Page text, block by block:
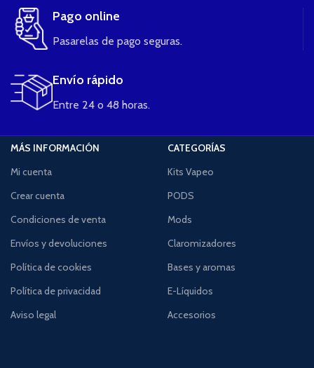
Pago online
Pasarelas de pago seguras.
Envío rápido
Entre 24 o 48 horas.
MÁS INFORMACIÓN
Mi cuenta
Crear cuenta
Condiciones de venta
Envíos y devoluciones
Política de cookies
Política de privacidad
Aviso legal
CATEGORÍAS
Kits Vapeo
PODS
Mods
Claromizadores
Bases y aromas
E-Líquidos
Accesorios